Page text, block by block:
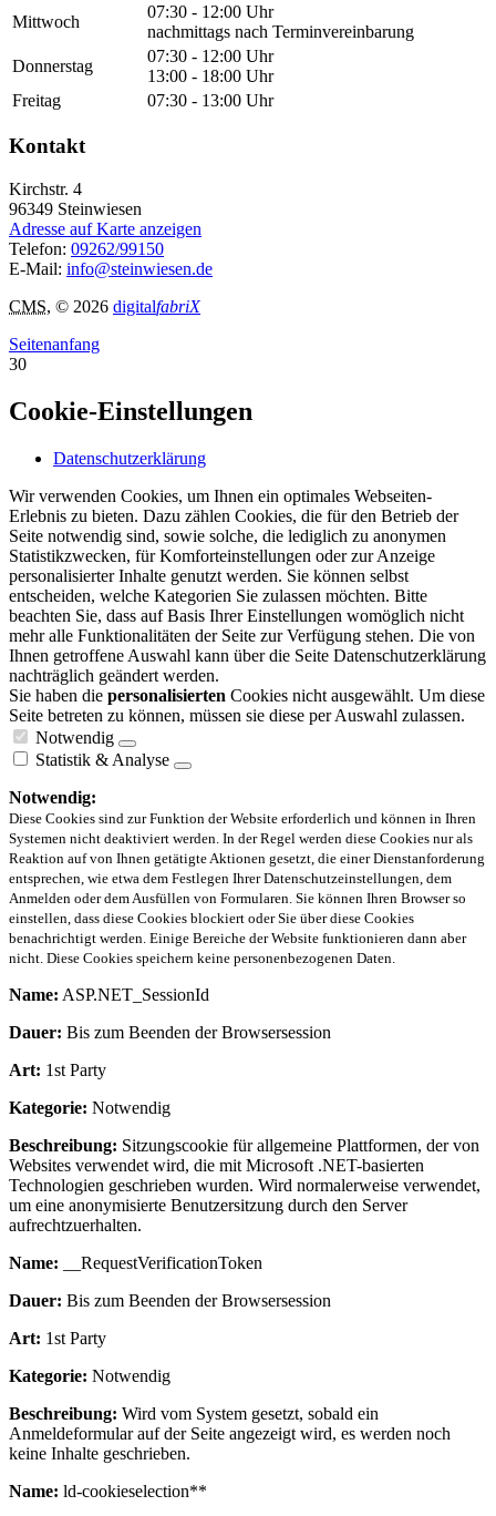
Mittwoch
07:30 - 12:00 Uhr
nachmittags nach Terminvereinbarung
Donnerstag
07:30 - 12:00 Uhr
13:00 - 18:00 Uhr
Freitag
07:30 - 13:00 Uhr
Kontakt
Kirchstr. 4
96349 Steinwiesen
Adresse auf Karte anzeigen
Telefon: 09262/99150
E-Mail: info@steinwiesen.de
CMS, © 2026 digitalfabriX
Seitenanfang
30
Cookie-Einstellungen
Datenschutzerklärung
Wir verwenden Cookies, um Ihnen ein optimales Webseiten-
Erlebnis zu bieten. Dazu zählen Cookies, die für den Betrieb der
Seite notwendig sind, sowie solche, die lediglich zu anonymen
Statistikzwecken, für Komforteinstellungen oder zur Anzeige
personalisierter Inhalte genutzt werden. Sie können selbst
entscheiden, welche Kategorien Sie zulassen möchten. Bitte
beachten Sie, dass auf Basis Ihrer Einstellungen womöglich nicht
mehr alle Funktionalitäten der Seite zur Verfügung stehen. Die von
Ihnen getroffene Auswahl kann über die Seite Datenschutzerklärung
nachträglich geändert werden.
Sie haben die personalisierten Cookies nicht ausgewählt. Um diese
Seite betreten zu können, müssen sie diese per Auswahl zulassen.
Notwendig
Statistik & Analyse
Notwendig:
Diese Cookies sind zur Funktion der Website erforderlich und können in Ihren
Systemen nicht deaktiviert werden. In der Regel werden diese Cookies nur als
Reaktion auf von Ihnen getätigte Aktionen gesetzt, die einer Dienstanforderung
entsprechen, wie etwa dem Festlegen Ihrer Datenschutzeinstellungen, dem
Anmelden oder dem Ausfüllen von Formularen. Sie können Ihren Browser so
einstellen, dass diese Cookies blockiert oder Sie über diese Cookies
benachrichtigt werden. Einige Bereiche der Website funktionieren dann aber
nicht. Diese Cookies speichern keine personenbezogenen Daten.
Name: ASP.NET_SessionId
Dauer: Bis zum Beenden der Browsersession
Art: 1st Party
Kategorie: Notwendig
Beschreibung: Sitzungscookie für allgemeine Plattformen, der von
Websites verwendet wird, die mit Microsoft .NET-basierten
Technologien geschrieben wurden. Wird normalerweise verwendet,
um eine anonymisierte Benutzersitzung durch den Server
aufrechtzuerhalten.
Name: __RequestVerificationToken
Dauer: Bis zum Beenden der Browsersession
Art: 1st Party
Kategorie: Notwendig
Beschreibung: Wird vom System gesetzt, sobald ein
Anmeldeformular auf der Seite angezeigt wird, es werden noch
keine Inhalte geschrieben.
Name: ld-cookieselection**